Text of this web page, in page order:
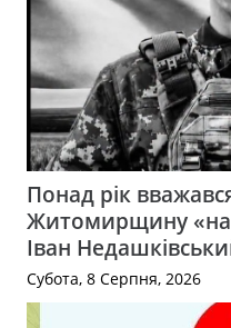
Понад рік
Житомирщину «на
Іван
Субота, 8 Серпня, 2026